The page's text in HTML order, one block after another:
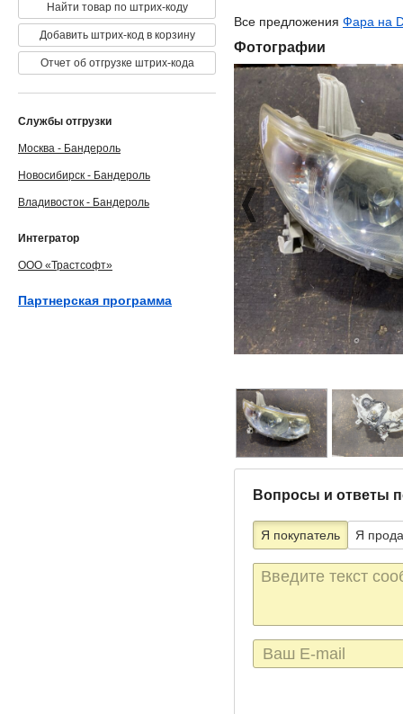
Все предложения Фара на
Фотографии
Вопросы и ответы
Я покупатель Я
Текст
сообщения
E-
mail
Найти товар по штрих-коду
Добавить штрих-код в корзину
Отчет об отгрузке штрих-кода
Службы отгрузки
Москва - Бандероль
Новосибирск - Бандероль
Владивосток - Бандероль
Интегратор
ООО «Трастсофт»
Партнерская программа